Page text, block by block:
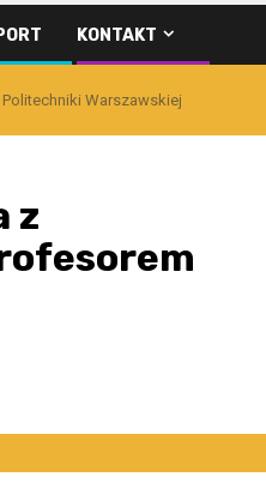
KONTAKT
Warszawskiej
z